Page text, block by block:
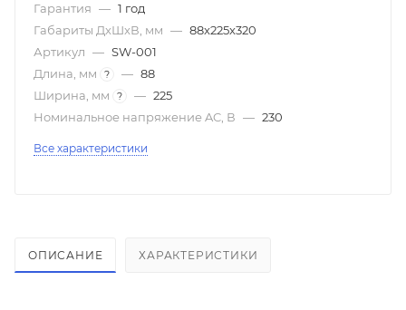
Гарантия — 1 год
Габариты ДxШxВ, мм — 88x225x320
Артикул — SW-001
Длина, мм
? — 88
Ширина, мм
? — 225
Номинальное напряжение AC, В — 230
Все характеристики
ОПИСАНИЕ ХАРАКТЕРИСТИКИ